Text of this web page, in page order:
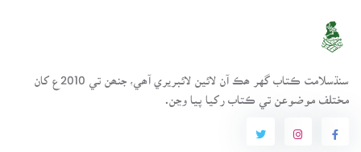
سنڌسلامت ڪتاب گهر ھڪ آن لائين لائبريري آھي، جنھن تي 2010ع کان
مختلف موضوعن تي ڪتاب رکيا پيا وڃن.